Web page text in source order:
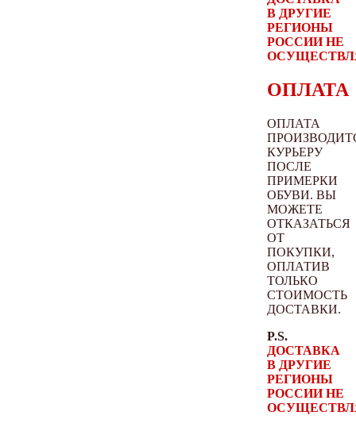
В ДРУГИЕ
РЕГИОНЫ
РОССИИ НЕ
ОПЛАТА
ОПЛАТА
КУРЬЕРУ
ПОСЛЕ
ПРИМЕРКИ
ОБУВИ. ВЫ
МОЖЕТЕ
ОТКАЗАТЬСЯ
ОТ
ПОКУПКИ,
ОПЛАТИВ
ТОЛЬКО
СТОИМОСТЬ
ДОСТАВКИ.
P.S.
ДОСТАВКА
В ДРУГИЕ
РЕГИОНЫ
РОССИИ НЕ